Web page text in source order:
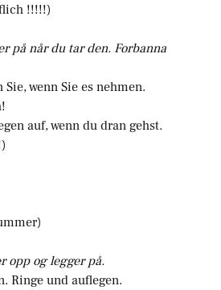
!!!!!)
på når du tar den. Forbanna
wenn Sie es nehmen.
auf, wenn du dran gehst.
opp og legger på.
Ringe und auflegen.